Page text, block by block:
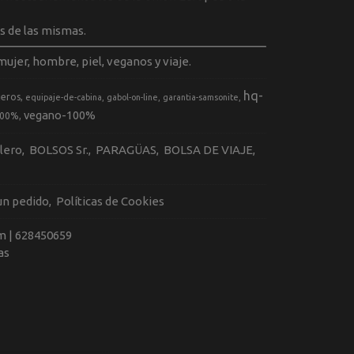
de las mismas.
hombre, piel, veganos y viaje.
equipaje-de-cabina gabol-on-line garantia-samsonite
hq-
vegano-100%
BOLSOS Sr. PARAGÜAS
BOLSA DE VIAJE
pedido Políticas de Cookies
| 628450659